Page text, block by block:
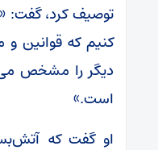
توصیف کرد، گفت:
کنیم که قوانین و
دیگر را مشخص
است.»
او گفت که